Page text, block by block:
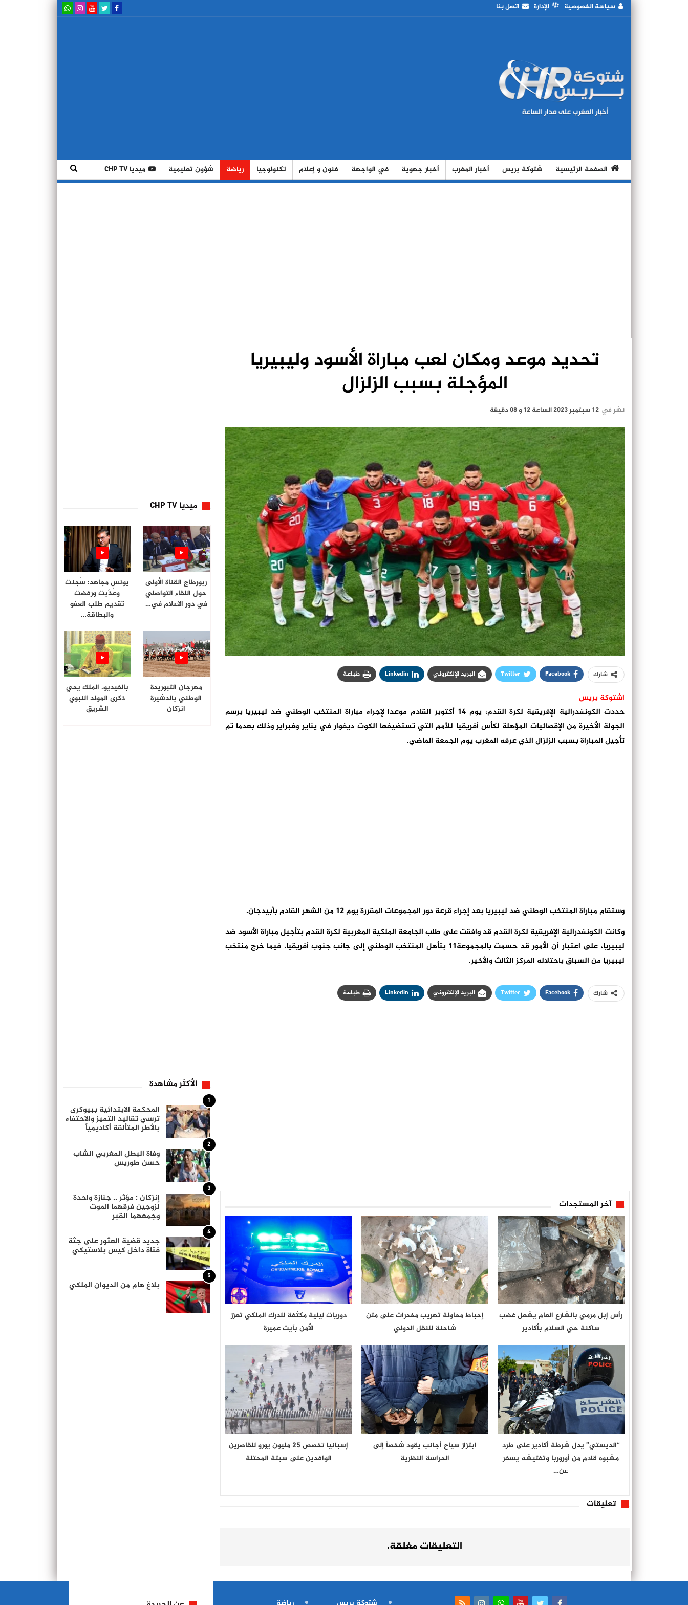
سياسة الخصوصية الإدارة اتصل بنا
الصفحة الرئيسية شتوكة بريس أخبار المغرب أخبار جهوية في الواجهة فنون و إعلام تكنولوجيا رياضة شؤون تعليمية ميديا CHP TV
تحديد موعد ومكان لعب مباراة الأسود وليبيريا
المؤجلة بسبب الزلزال
نشر في 12 سبتمبر 2023 الساعة 12 و 08 دقيقة
شارك Facebook
Twitter البريد الإلكتروني Linkedin طباعة
اشتوكة بريس
حددت الكونفدرالية الإفريقية لكرة القدم، يوم 14 أكتوبر القادم موعدا لإجراء مباراة المنتخب الوطني ضد ليبيريا برسم
الجولة الأخيرة من الإقصائيات المؤهلة لكأس أفريقيا للأمم التي تستضيفها الكوت ديفوار في يناير وفبراير وذلك بعدما تم
تأجيل المباراة بسبب الزلزال الذي عرفه المغرب يوم الجمعة الماضي.
وستقام مباراة المنتخب الوطني ضد ليبيريا بعد إجراء قرعة دور المجموعات المقررة يوم 12 من الشهر القادم بأبيدجان.
وكانت الكونفدرالية الإفريقية لكرة القدم قد وافقت على طلب الجامعة الملكية المغربية لكرة القدم بتأجيل مباراة الأسود ضد
ليبيريا، على اعتبار أن الأمور قد حسمت بالمجموعة11 بتأهل المنتخب الوطني إلى جانب جنوب أفريقيا، فيما خرج منتخب
ليبيريا من السباق باحتلاله المركز الثالث والأخير.
شارك Facebook
Twitter البريد الإلكتروني Linkedin طباعة
آخر المستجدات
رأس إبل مرمي بالشارع العام يشعل غضب
ساكنة حي السلام بأكادير
إحباط محاولة تهريب مخدرات على متن
شاحنة للنقل الدولي
دوريات ليلية مكثفة للدرك الملكي تعزز
الأمن بآيت عميرة
“الديستي” يدل شرطة أكادير على طرد
مشبوه قادم من أوروربا وتفتيشه يسفر
عن…
ابتزاز سياح أجانب يقود شخصاً إلى
الحراسة النظرية
إسبانيا تخصص 25 مليون يورو للقاصرين
الوافدين على سبتة المحتلة
تعليقات
التعليقات مغلقة.
ميديا CHP TV
ربورطاج القناة الأولى
حول اللقاء التواصلي
في دور الاعلام في…
يونس مجاهد: سُجنت
وعُذّبت ورفضت
تقديم طلب العفو
والبطاقة…
مهرجان التبوريدة
الوطني بالدشيرة
انزكان
بالفيديو. الملك يحي
ذكرى المولد النبوي
الشريق
الأكثر مشاهدة
1
المحكمة الابتدائية ببيوكرى
ترسي تقاليد التميز والاحتفاء
بالأطر المتألقة أكاديمياً
2
وفاة البطل المغربي الشاب
حسن طوريس
3
إنزكان : مؤثر .. جنازة واحدة
لزوجين فرقهما الموت
وجمعهما القبر
4
جديد قضية العثور على جثة
فتاة داخل كيس بلاستيكي
5
بلاغ هام من الديوان الملكي